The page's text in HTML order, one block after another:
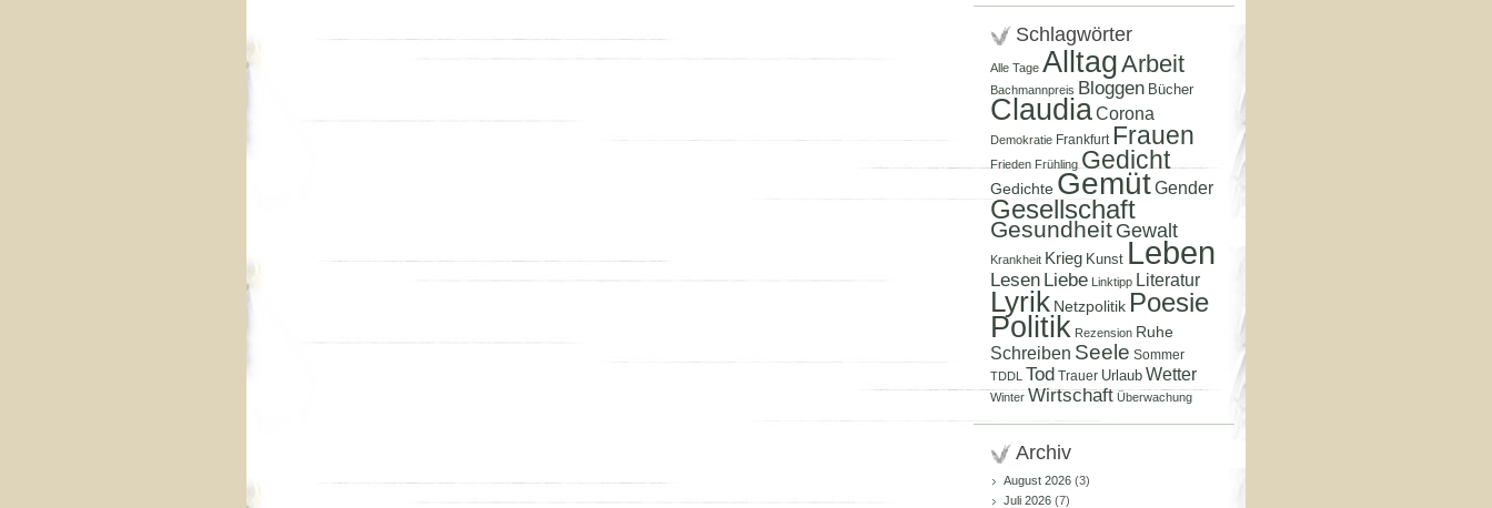
Schlagwörter
Alle Tage AlltagArbeit
Bachmannpreis Bloggen Bücher
ClaudiaCorona
Demokratie Frankfurt Frauen
Frieden Frühling Gedicht
Gedichte GemütGender
Gesellschaft
Gesundheit Gewalt
Krankheit Krieg Kunst Leben
Lesen Liebe Linktipp Literatur
Lyrik Netzpolitik Poesie
Politik Rezension Ruhe
Schreiben Seele Sommer
TDDL Tod Trauer Urlaub Wetter
Winter Wirtschaft Überwachung
Archiv
August 2026 (3)
Juli 2026 (7)